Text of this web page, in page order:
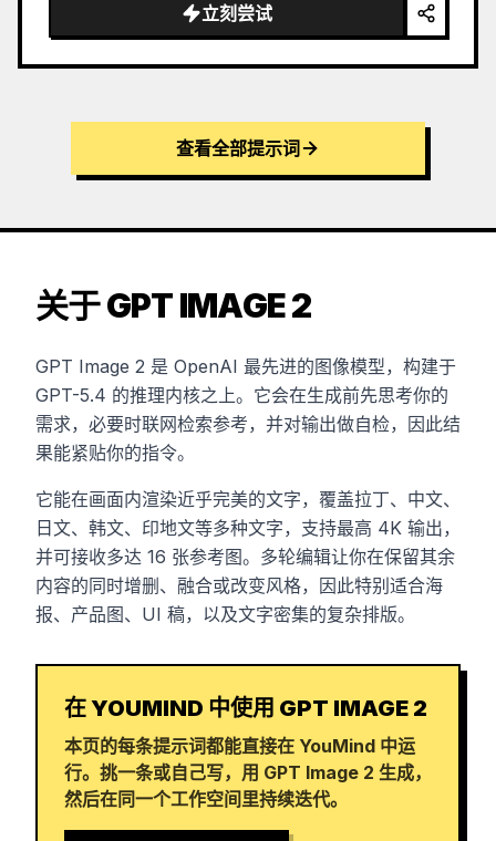
立刻尝试
查看全部提示词
关于 GPT IMAGE 2
GPT Image 2 是 OpenAI 最先进的图像模型，构建于
GPT-5.4 的推理内核之上。它会在生成前先思考你的
需求，必要时联网检索参考，并对输出做自检，因此结
果能紧贴你的指令。
它能在画面内渲染近乎完美的文字，覆盖拉丁、中文、
日文、韩文、印地文等多种文字，支持最高 4K 输出，
并可接收多达 16 张参考图。多轮编辑让你在保留其余
内容的同时增删、融合或改变风格，因此特别适合海
报、产品图、UI 稿，以及文字密集的复杂排版。
在 YOUMIND 中使用 GPT IMAGE 2
本页的每条提示词都能直接在 YouMind 中运
行。挑一条或自己写，用 GPT Image 2 生成，
然后在同一个工作空间里持续迭代。